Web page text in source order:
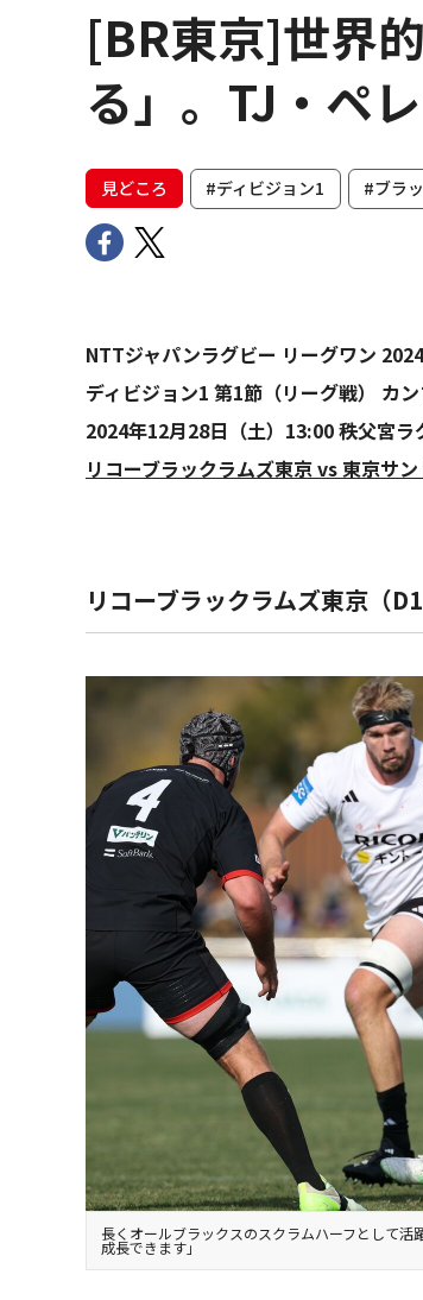
[BR東京]世界
る」。TJ・ペ
見どころ #ディビジョン1 #ブラ
NTTジャパンラグビー リーグワン
ディビジョン1 第1節（リーグ戦） カ
2024年12月28日（土）13:00 秩父宮
リコーブラックラムズ東京 vs 東京サ
リコーブラックラムズ東京（
長くオールブラックスのスクラムハーフとして
成長できます」